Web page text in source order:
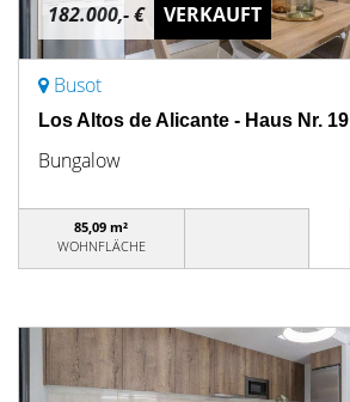
182.000,- € VERKAUFT
Busot
Los Altos de Alicante - Haus Nr. 19
Bungalow
85,09 m²
WOHNFLÄCHE